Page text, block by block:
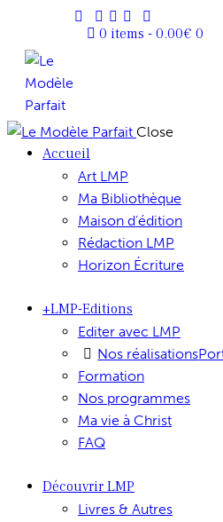
0 items - 0.00€ 0
Close
Accueil
Art LMP
Ma Bibliothèque
Maison d’édition
Rédaction LMP
Horizon Écriture
+LMP-Editions
Editer avec LMP
Nos réalisations
Formation
Nos programmes
Ma vie à Christ
FAQ
Découvrir LMP
Livres & Autres